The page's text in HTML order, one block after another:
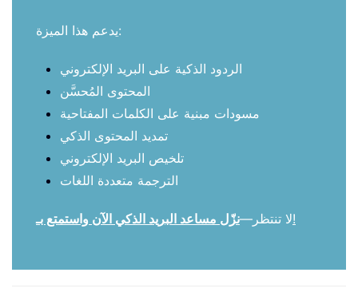
يدعم هذا الميزة:
الردود الذكية على البريد الإلكتروني
المحتوى المُحسَّن
مسودات مبنية على الكلمات المفتاحية
تمديد المحتوى الذكي
تلخيص البريد الإلكتروني
الترجمة متعددة اللغات
لا تنتظر—نزّل مساعد البريد الذكي الآن واستمتع بـ !